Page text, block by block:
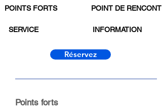
POINTS FORTS
SERVICE
POINT DE
INFORMATION
Réservez
Points forts